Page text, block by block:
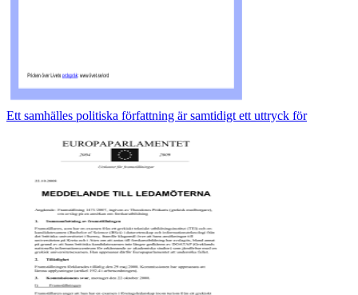
Ett samhälles politiska författning är samtidigt ett uttryck för